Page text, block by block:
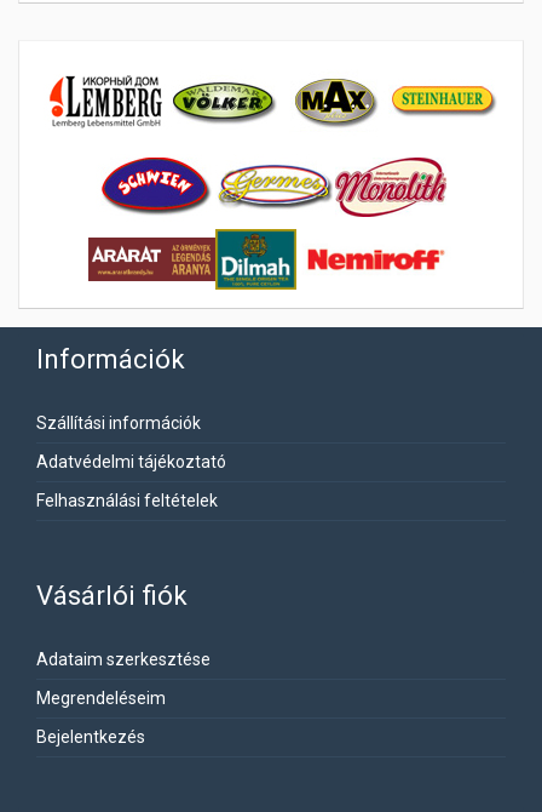
Információk
Szállítási információk
Adatvédelmi tájékoztató
Felhasználási feltételek
Vásárlói fiók
Adataim szerkesztése
Megrendeléseim
Bejelentkezés